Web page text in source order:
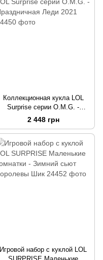
Коллекционная кукла LOL
Surprise серии O.M.G. -
Праздничная Леди 2021
2 448 грн
Игровой набор с куклой LOL